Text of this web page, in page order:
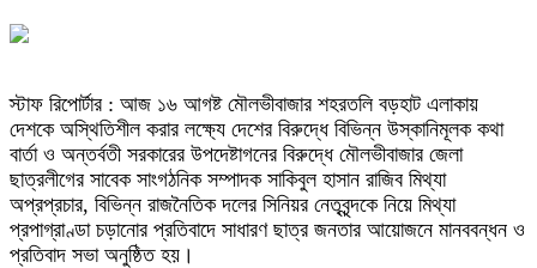
স্টাফ রিপোর্টার : আজ ১৬ আগষ্ট মৌলভীবাজার শহরতলি বড়হাট এলাকায়
দেশকে অস্থিতিশীল করার লক্ষ্যে দেশের বিরুদ্ধে বিভিন্ন উস্কানিমূলক কথা
বার্তা ও অন্তর্বতী সরকারের উপদেষ্টাগনের বিরুদ্ধে মৌলভীবাজার জেলা
ছাত্রলীগের সাবেক সাংগঠনিক সম্পাদক সাকিবুল হাসান রাজিব মিথ্যা
অপ্রপ্রচার, বিভিন্ন রাজনৈতিক দলের সিনিয়র নেতৃবৃন্দকে নিয়ে মিথ্যা
প্রপাগ্রাণ্ডা চড়ানোর প্রতিবাদে সাধারণ ছাত্র জনতার আয়োজনে মানববন্ধন ও
প্রতিবাদ সভা অনুষ্ঠিত হয়।